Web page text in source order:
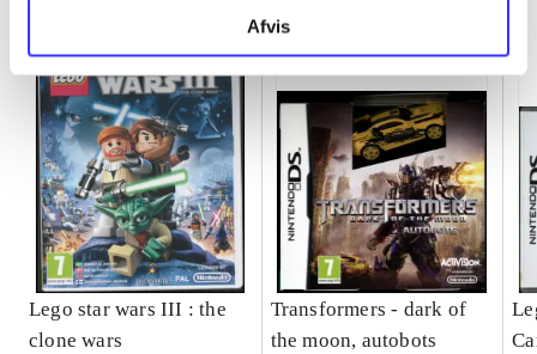
Afvis
Lego star wars III : the
clone wars
Transformers - dark of
the moon, autobots